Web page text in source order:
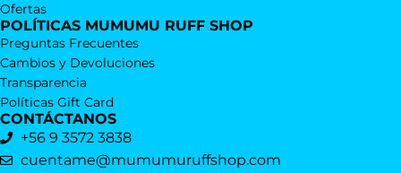
Ofertas
POLÍTICAS MUMUMU RUFF SHOP
Preguntas Frecuentes
Cambios y Devoluciones
Transparencia
Políticas Gift Card
CONTÁCTANOS
+56 9 3572 3838
cuentame@mumumuruffshop.com